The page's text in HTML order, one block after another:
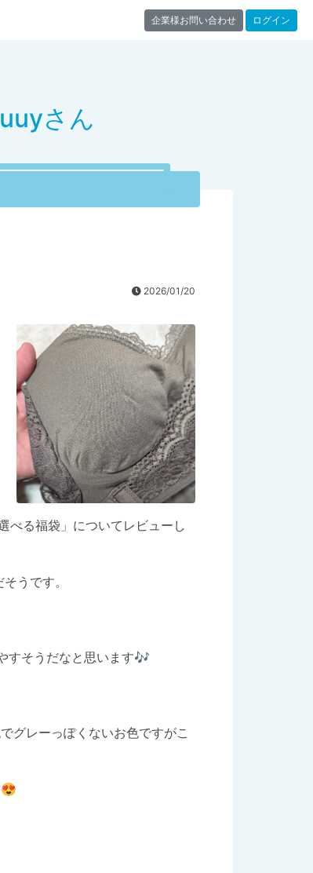
企業様お問い合わせ ログイン
さん
2026/01/20
べる福袋」についてレビューし
うです。
すそうだなと思います🎶
グレーっぽくないお色ですがこ
😍